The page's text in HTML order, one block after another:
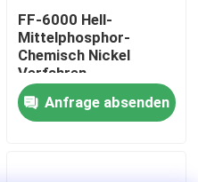
FF-6000 Hell-
Mittelphosphor-
Chemisch Nickel
Verfahren
Anfrage absenden